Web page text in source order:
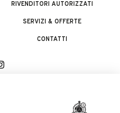
RIVENDITORI AUTORIZZATI
SERVIZI & OFFERTE
CONTATTI